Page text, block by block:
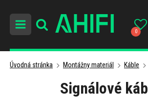
0
Úvodná stránka Montážny materiál Káble
Signálové